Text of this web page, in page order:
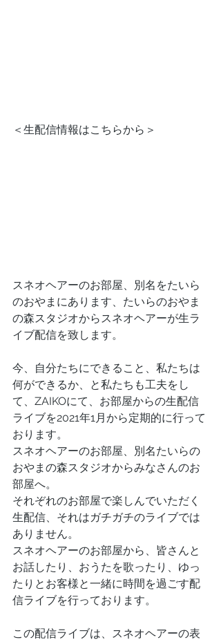
＜生配信情報はこちらから＞
スネオヘアーのお部屋、別名をたいら
のおやまにあります、たいらのおやま
の森スタジオからスネオヘアーが生ラ
イブ配信を致します。
今、自分たちにできること、私たちは
何ができるか、と私たちも工夫をし
て、ZAIKOにて、お部屋からの生配信
ライブを2021年1月から定期的に行って
おります。
スネオヘアーのお部屋、別名たいらの
おやまの森スタジオからみなさんのお
部屋へ。
それぞれのお部屋で楽しんでいただく
生配信、それはガチガチのライブでは
ありません。
スネオヘアーのお部屋から、皆さんと
お話したり、おうたを歌ったり、ゆっ
たりとお客様と一緒に時間を過ごす配
信ライブを行っております。
この配信ライブは、スネオヘアーの表